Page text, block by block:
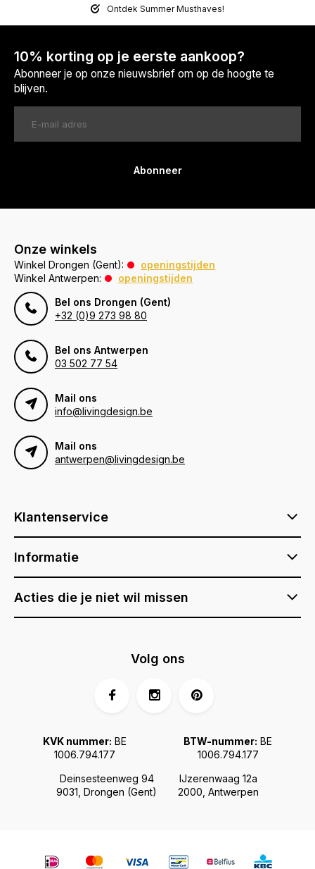
Ontdek Summer Musthaves!
10% korting op je eerste aankoop?
Abonneer je op onze nieuwsbrief om op de hoogte te
blijven.
Abonneer
Onze winkels
Winkel Drongen (Gent):
openingstijden
Winkel Antwerpen:
openingstijden
Bel ons Drongen (Gent)
+32 (0)9 273 98 80
Bel ons Antwerpen
03 502 77 54
Mail ons
info@livingdesign.be
Mail ons
antwerpen@livingdesign.be
Klantenservice
Informatie
Acties die je niet wil missen
Deinsesteenweg 94
9031, Drongen (Gent)
IJzerenwaag 12a
2000, Antwerpen
KVK nummer: BE
1006.794.177
BTW-nummer: BE
1006.794.177
Volg ons